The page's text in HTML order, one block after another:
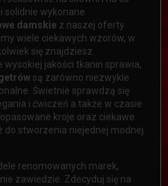
solidnie wykonane
damskie z naszej oferty
wiele ciekawych wzorów, w
się znajdziesz.
jakości tkanin sprawia,
są zarówno niezwykle
Świetnie sprawdzą się
i ćwiczeń a także w czasie
kroje oraz ciekawe
do stworzenia niejednej modnej
renomowanych marek,
zawiedzie. Zdecyduj się na